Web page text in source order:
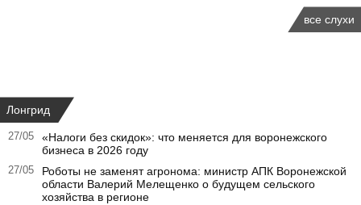
все слухи
Лонгрид
27/05
«Налоги без скидок»: что меняется для воронежского
бизнеса в 2026 году
27/05
Роботы не заменят агронома: министр АПК Воронежской
области Валерий Мелещенко о будущем сельского
хозяйства в регионе